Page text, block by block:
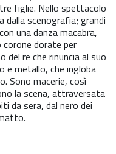
figlie. Nello spettacolo
dalla scenografia; grandi
una danza macabra,
corone dorate per
del re che rinuncia al suo
e metallo, che ingloba
Sono macerie, così
la scena, attraversata
da sera, dal nero dei